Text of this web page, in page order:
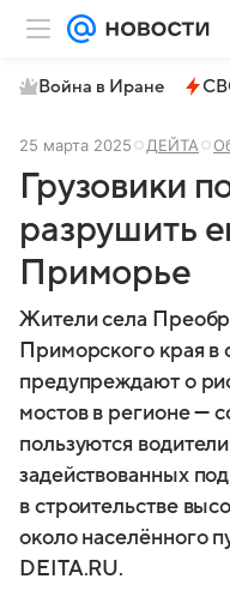
Война в Иране
25 марта 2025 ДЕЙТА
Грузовики
разрушить
Приморье
Жители села
Приморского края в
предупреждают о
мостов в регионе —
пользуются
задействованных
в строительстве
около населённого
DEITA.RU.